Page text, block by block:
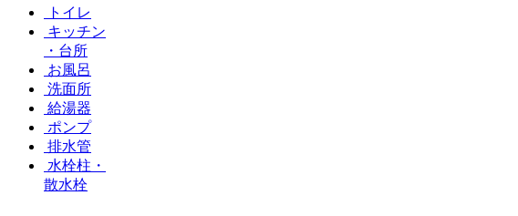
トイレ
キッチン
・台所
お風呂
洗面所
給湯器
ポンプ
排水管
水栓柱・
散水栓